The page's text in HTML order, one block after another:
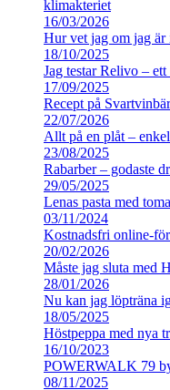
klimakteriet
16/03/2026
Hur vet jag om jag
18/10/2025
Jag testar Relivo –
17/09/2025
Recept på
22/07/2026
Allt på en plåt –
23/08/2025
Rabarber – godaste
29/05/2025
Lenas pasta med
03/11/2024
Kostnadsfri online-
20/02/2026
Måste jag sluta med
28/01/2026
Nu kan jag löpträna
18/05/2025
Höstpeppa med nya
16/10/2023
POWERWALK 79
08/11/2025